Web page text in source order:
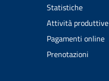
Statistiche
Attività produttive
Pagamenti online
Prenotazioni